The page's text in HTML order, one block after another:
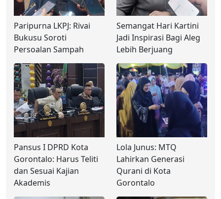
Paripurna LKPJ: Rivai
Bukusu Soroti
Persoalan Sampah
Semangat Hari Kartini
Jadi Inspirasi Bagi Aleg
Lebih Berjuang
Pansus I DPRD Kota
Gorontalo: Harus Teliti
dan Sesuai Kajian
Akademis
Lola Junus: MTQ
Lahirkan Generasi
Qurani di Kota
Gorontalo